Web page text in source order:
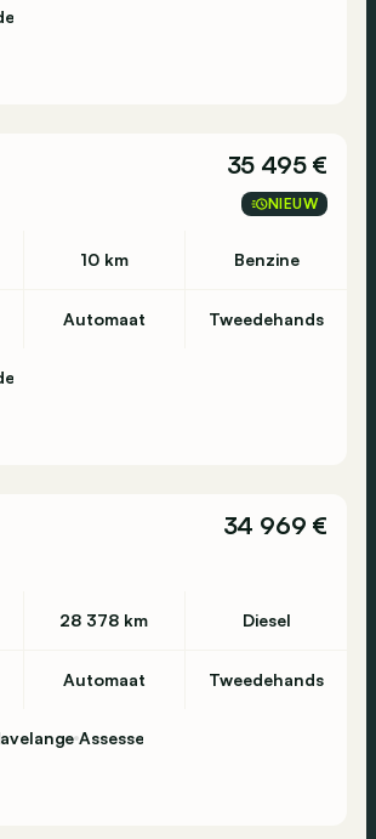
35 495 €
NIEUW
10 km Benzine
Automaat Tweedehands
34 969 €
28 378 km Diesel
Automaat Tweedehands
Assesse